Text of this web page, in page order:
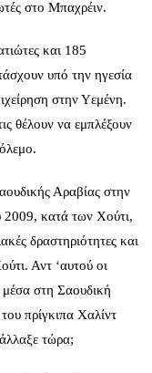
στο Μπαχρέιν.
και 185
υπό την ηγεσία
στην Υεμένη.
θέλουν να εμπλέξουν
Αραβίας στην
2009, κατά των Χούτι,
δραστηριότητες και
Αντ ‘αυτού οι
μέσα στη Σαουδική
πρίγκιπα Χαλίντ
τώρα;